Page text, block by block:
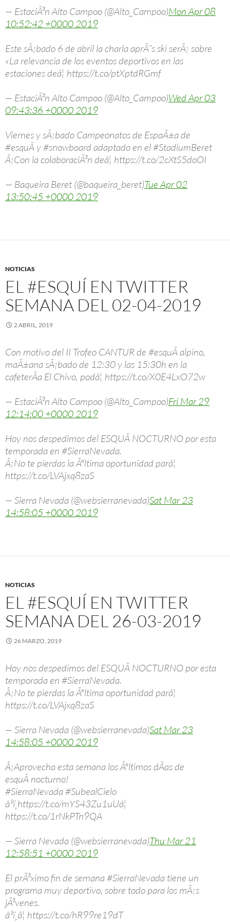
— EstaciÃ³n Alto Campoo (@Alto_Campoo)Mon Apr 08
10:52:42 +0000 2019
Este sÃ¡bado 6 de abril la charla aprÃ¨s ski serÃ¡ sobre
«La relevancia de los eventos deportivos en las
estaciones deâ¦ https://t.co/ptXptdRGmf
— EstaciÃ³n Alto Campoo (@Alto_Campoo)Wed Apr 03
09:43:36 +0000 2019
Viernes y sÃ¡bado Campeonatos de EspaÃ±a de
#esquÃ­ y #snowboard adaptado en el #StadiumBeret
Â¡Con la colaboraciÃ³n deâ¦ https://t.co/2cXtS5doOI
— Baqueira Beret (@baqueira_beret)Tue Apr 02
13:50:45 +0000 2019
NOTICIAS
EL #ESQUÍ EN TWITTER
SEMANA DEL 02-04-2019
2 ABRIL, 2019
Con motivo del II Trofeo CANTUR de #esquÃ­ alpino,
maÃ±ana sÃ¡bado de 12:30 y las 15:30h en la
cafeterÃ­a El Chivo, podâ¦ https://t.co/X0E4LxO72w
— EstaciÃ³n Alto Campoo (@Alto_Campoo)Fri Mar 29
12:14:00 +0000 2019
Hoy nos despedimos del ESQUÃ NOCTURNO por esta
temporada en #SierraNevada.
Â¡No te pierdas la Ãºltima oportunidad parâ¦
https://t.co/LVAjxq8zaS
— Sierra Nevada (@websierranevada)Sat Mar 23
14:58:05 +0000 2019
NOTICIAS
EL #ESQUÍ EN TWITTER
SEMANA DEL 26-03-2019
26 MARZO, 2019
Hoy nos despedimos del ESQUÃ NOCTURNO por esta
temporada en #SierraNevada.
Â¡No te pierdas la Ãºltima oportunidad parâ¦
https://t.co/LVAjxq8zaS
— Sierra Nevada (@websierranevada)Sat Mar 23
14:58:05 +0000 2019
Â¡Aprovecha esta semana los Ãºltimos dÃ­as de
esquÃ­ nocturno!
#SierraNevada #SubealCielo
â¹ï¸https://t.co/mYS43Zu1uUâ¦
https://t.co/1rNkPTn9QA
— Sierra Nevada (@websierranevada)Thu Mar 21
12:58:51 +0000 2019
El prÃ³ximo fin de semana #SierraNevada tiene un
programa muy deportivo, sobre todo para los mÃ¡s
jÃ³venes.
â¹ï¸â¦ https://t.co/hR99re19dT